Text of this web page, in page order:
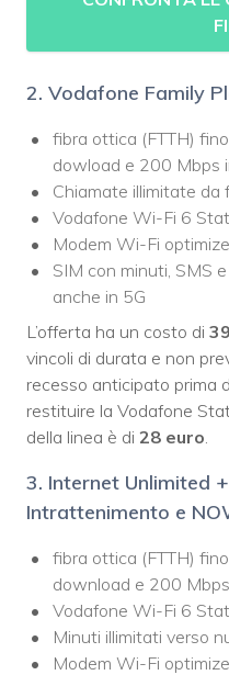
2. Vodafone Family
fibra ottica (FTTH)
dowload e 200 Mbps
Chiamate illimitate da
Vodafone Wi-Fi 6
Modem Wi-Fi
SIM con minuti, SMS
anche in 5G
L’offerta ha un costo di
vincoli di durata e non
recesso anticipato prima
restituire la Vodafone
della linea è di 28 euro
3. Internet Unlimited
Intrattenimento e
fibra ottica (FTTH)
download e 200
Vodafone Wi-Fi 6
Minuti illimitati verso
Modem Wi-Fi